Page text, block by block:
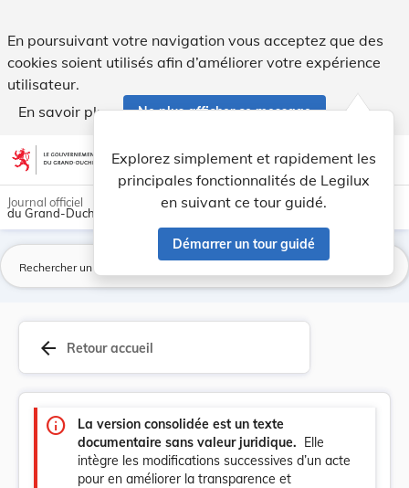
En poursuivant votre navigation vous acceptez que des
cookies soient utilisés afin d’améliorer votre expérience
utilisateur.
En savoir plus
Ne plus afficher ce message
Aller au contenu account_circle help Aide
Explorez simplement et rapidement les
principales fonctionnalités de Legilux
en suivant ce tour guidé.
Démarrer un tour guidé
light_mode dark_mode
Journal officiel
du Grand-Duché de Luxembourg
arrow_back Retour accueil
info
La version consolidée est un texte
documentaire sans valeur juridique. Elle
intègre les modifications successives d’un acte
pour en améliorer la transparence et